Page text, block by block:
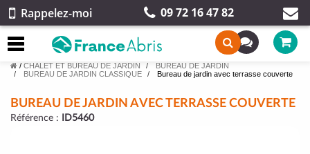
Rappelez-moi 09 72 16 47 82
/ CHALET ET BUREAU DE JARDIN
BUREAU DE JARDIN
BUREAU DE JARDIN CLASSIQUE
Bureau de jardin avec terrasse couverte
BUREAU DE JARDIN AVEC TERRASSE COUVERTE
Référence : ID5460